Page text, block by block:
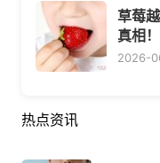
草莓
真相！
2026-
热点资讯